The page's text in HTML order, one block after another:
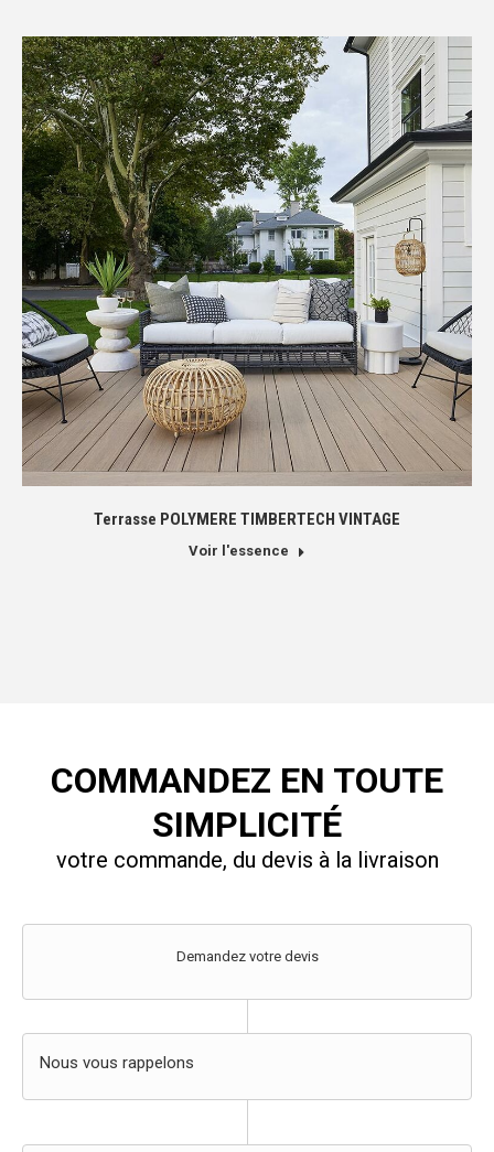
Terrasse POLYMERE TIMBERTECH VINTAGE
Voir l'essence
COMMANDEZ EN TOUTE
SIMPLICITÉ
votre commande, du devis à la livraison
Demandez votre devis
Nous vous rappelons